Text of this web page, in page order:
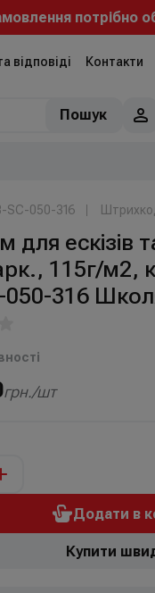
потрібно
відповіді Контакти
Пошук
SC-050-316
для ескізів
115г/м2,
050-316
грн./шт
Додати в
Купити